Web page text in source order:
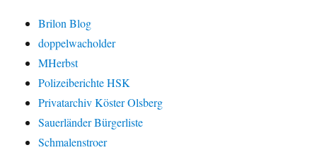
Brilon Blog
doppelwacholder
MHerbst
Polizeiberichte HSK
Privatarchiv Köster Olsberg
Sauerländer Bürgerliste
Schmalenstroer